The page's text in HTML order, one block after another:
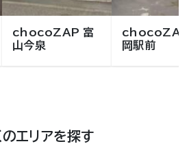
chocoZAP 富
山今泉
chocoZAP
岡駅前
のエリアを探す